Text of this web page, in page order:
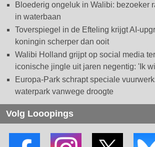
Bloederig ongeluk in Walibi: bezoeker
in waterbaan
Toverspiegel in de Efteling krijgt AI-
koningin scherper dan ooit
Walibi Holland grijpt op social media
iconische jingle uit jaren negentig: 'Ik
Europa-Park schrapt speciale
waterpark vanwege droogte
Volg Looopings